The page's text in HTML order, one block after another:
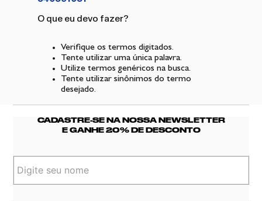
O que eu devo fazer?
Verifique os termos digitados.
Tente utilizar uma única palavra.
Utilize termos genéricos na busca.
Tente utilizar sinônimos do termo
desejado.
CADASTRE-SE NA NOSSA NEWSLETTER
E GANHE 20% DE DESCONTO